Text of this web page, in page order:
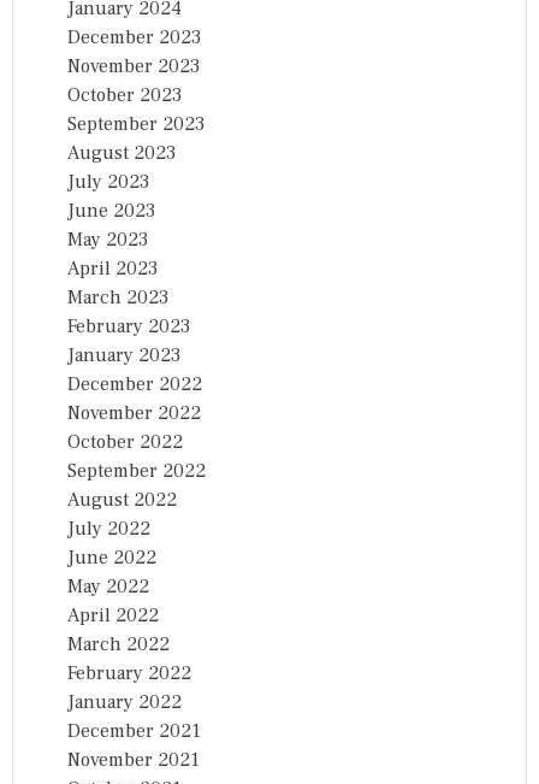
January 2024
December 2023
November 2023
October 2023
September 2023
August 2023
July 2023
June 2023
May 2023
April 2023
March 2023
February 2023
January 2023
December 2022
November 2022
October 2022
September 2022
August 2022
July 2022
June 2022
May 2022
April 2022
March 2022
February 2022
January 2022
December 2021
November 2021